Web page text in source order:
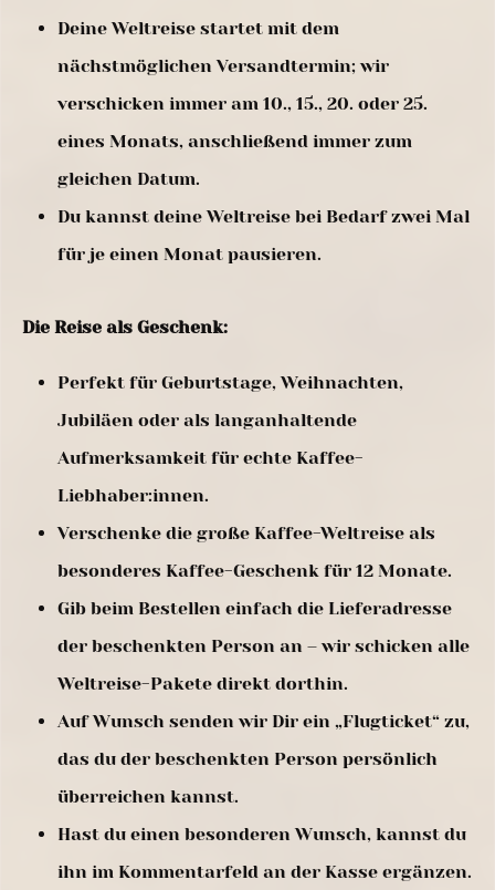
Deine Weltreise startet mit dem
nächstmöglichen Versandtermin; wir
verschicken immer am 10., 15., 20. oder 25.
eines Monats, anschließend immer zum
gleichen Datum.
Du kannst deine Weltreise bei Bedarf zwei Mal
für je einen Monat pausieren.
Die Reise als Geschenk:
Perfekt für Geburtstage, Weihnachten,
Jubiläen oder als langanhaltende
Aufmerksamkeit für echte Kaffee-
Liebhaber:innen.
Verschenke die große Kaffee-Weltreise als
besonderes Kaffee-Geschenk für 12 Monate.
Gib beim Bestellen einfach die Lieferadresse
der beschenkten Person an – wir schicken alle
Weltreise-Pakete direkt dorthin.
Auf Wunsch senden wir Dir ein „Flugticket“ zu,
das du der beschenkten Person persönlich
überreichen kannst.
Hast du einen besonderen Wunsch, kannst du
ihn im Kommentarfeld an der Kasse ergänzen.